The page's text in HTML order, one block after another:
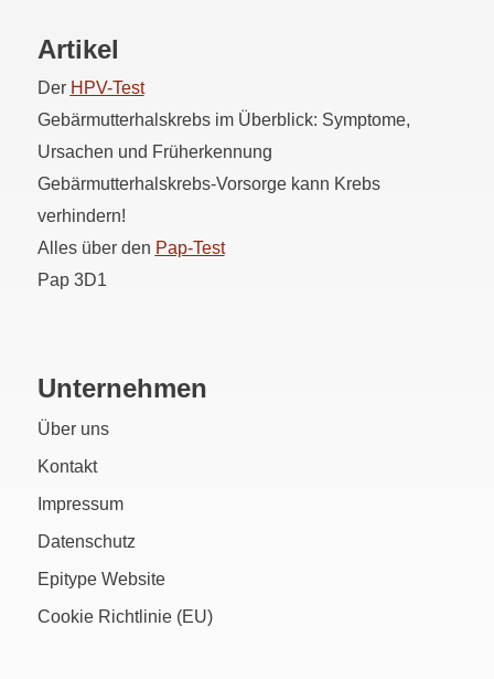
Artikel
Der HPV-Test
Gebärmutterhalskrebs im Überblick: Symptome,
Ursachen und Früherkennung
Gebärmutterhalskrebs-Vorsorge kann Krebs
verhindern!
Alles über den Pap-Test
Pap 3D1
Unternehmen
Über uns
Kontakt
Impressum
Datenschutz
Epitype Website
Cookie Richtlinie (EU)